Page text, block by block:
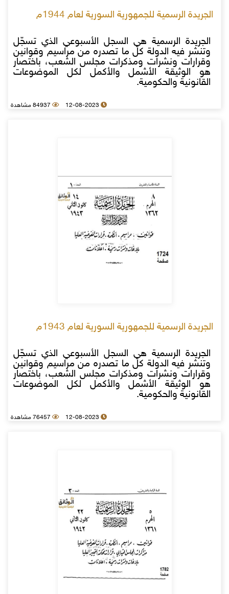
الجريدة الرسمية للجمهورية السورية لعام 1944م
الجريدة الرسمية هي السجل الأسبوعي الذي تسجّل
وتنشر فيه الدولة كل ما تصدره من مراسيم وقوانين
وقرارات ونشرات ومذكرات مجلس الشعب، باختصار
هو الوثيقة الأشمل والأكمل لكل الموضوعات
القانونية والحكومية.
12-08-2023 84937 مشاهدة
الجريدة الرسمية للجمهورية السورية لعام 1943م
الجريدة الرسمية هي السجل الأسبوعي الذي تسجّل
وتنشر فيه الدولة كل ما تصدره من مراسيم وقوانين
وقرارات ونشرات ومذكرات مجلس الشعب، باختصار
هو الوثيقة الأشمل والأكمل لكل الموضوعات
القانونية والحكومية.
12-08-2023 76457 مشاهدة